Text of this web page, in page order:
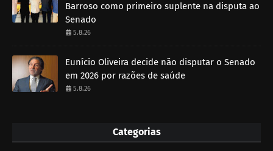
Barroso como primeiro suplente na disputa ao
Senado
5.8.26
Eunício Oliveira decide não disputar o Senado
em 2026 por razões de saúde
5.8.26
Categorias